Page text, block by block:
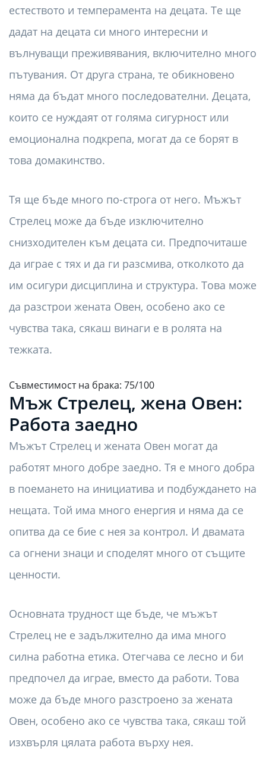
естеството и темперамента на децата. Те ще
дадат на децата си много интересни и
вълнуващи преживявания, включително много
пътувания. От друга страна, те обикновено
няма да бъдат много последователни. Децата,
които се нуждаят от голяма сигурност или
емоционална подкрепа, могат да се борят в
това домакинство.
Тя ще бъде много по-строга от него. Мъжът
Стрелец може да бъде изключително
снизходителен към децата си. Предпочиташе
да играе с тях и да ги разсмива, отколкото да
им осигури дисциплина и структура. Това може
да разстрои жената Овен, особено ако се
чувства така, сякаш винаги е в ролята на
тежката.
Съвместимост на брака: 75/100
Мъж Стрелец, жена Овен:
Работа заедно
Мъжът Стрелец и жената Овен могат да
работят много добре заедно. Тя е много добра
в поемането на инициатива и подбуждането на
нещата. Той има много енергия и няма да се
опитва да се бие с нея за контрол. И двамата
са огнени знаци и споделят много от същите
ценности.
Основната трудност ще бъде, че мъжът
Стрелец не е задължително да има много
силна работна етика. Отегчава се лесно и би
предпочел да играе, вместо да работи. Това
може да бъде много разстроено за жената
Овен, особено ако се чувства така, сякаш той
изхвърля цялата работа върху нея.